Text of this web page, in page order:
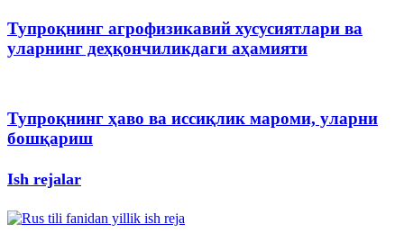
Тупроқнинг агрофизикавий хусусиятлари ва
уларнинг деҳқончиликдаги аҳамияти
Тупроқнинг ҳаво ва иссиқлик мароми, уларни
бошқариш
Ish rejalar